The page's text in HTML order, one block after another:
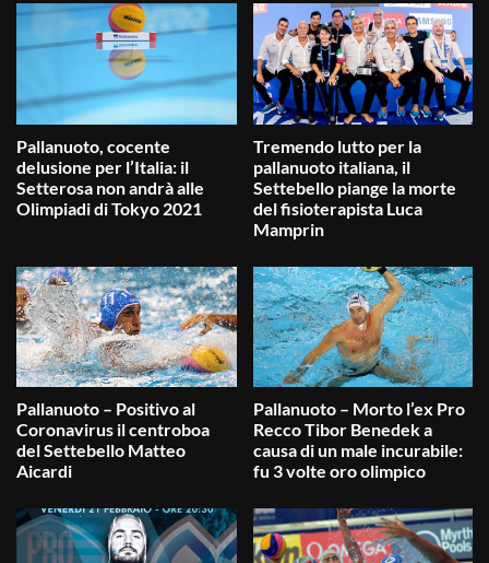
Pallanuoto, cocente
delusione per l’Italia: il
Setterosa non andrà alle
Olimpiadi di Tokyo 2021
Tremendo lutto per la
pallanuoto italiana, il
Settebello piange la morte
del fisioterapista Luca
Mamprin
Pallanuoto – Positivo al
Coronavirus il centroboa
del Settebello Matteo
Aicardi
Pallanuoto – Morto l’ex Pro
Recco Tibor Benedek a
causa di un male incurabile:
fu 3 volte oro olimpico